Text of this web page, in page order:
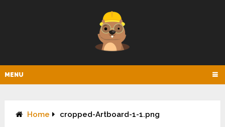
MENU
Home cropped-Artboard-1-1.png